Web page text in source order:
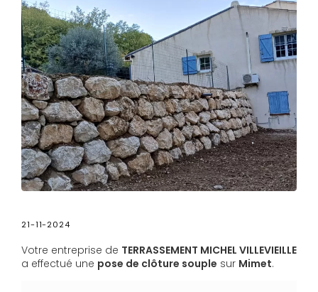
21-11-2024
Votre entreprise de TERRASSEMENT MICHEL VILLEVIEILLE
a effectué une pose de clôture souple sur Mimet.